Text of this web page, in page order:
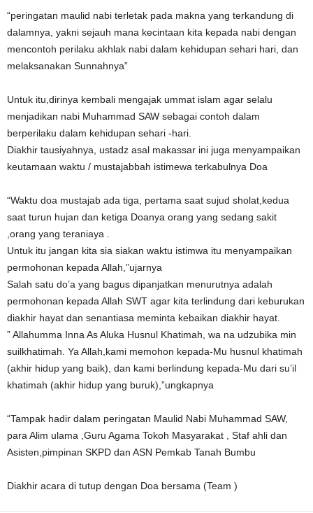
“peringatan maulid nabi terletak pada makna yang terkandung di
dalamnya, yakni sejauh mana kecintaan kita kepada nabi dengan
mencontoh perilaku akhlak nabi dalam kehidupan sehari hari, dan
melaksanakan Sunnahnya”
Untuk itu,dirinya kembali mengajak ummat islam agar selalu
menjadikan nabi Muhammad SAW sebagai contoh dalam
berperilaku dalam kehidupan sehari -hari.
Diakhir tausiyahnya, ustadz asal makassar ini juga menyampaikan
keutamaan waktu / mustajabbah istimewa terkabulnya Doa
“Waktu doa mustajab ada tiga, pertama saat sujud sholat,kedua
saat turun hujan dan ketiga Doanya orang yang sedang sakit
,orang yang teraniaya .
Untuk itu jangan kita sia siakan waktu istimwa itu menyampaikan
permohonan kepada Allah,”ujarnya
Salah satu do’a yang bagus dipanjatkan menurutnya adalah
permohonan kepada Allah SWT agar kita terlindung dari keburukan
diakhir hayat dan senantiasa meminta kebaikan diakhir hayat.
” Allahumma Inna As Aluka Husnul Khatimah, wa na udzubika min
suilkhatimah. Ya Allah,kami memohon kepada-Mu husnul khatimah
(akhir hidup yang baik), dan kami berlindung kepada-Mu dari su’il
khatimah (akhir hidup yang buruk),”ungkapnya
“Tampak hadir dalam peringatan Maulid Nabi Muhammad SAW,
para Alim ulama ,Guru Agama Tokoh Masyarakat , Staf ahli dan
Asisten,pimpinan SKPD dan ASN Pemkab Tanah Bumbu
Diakhir acara di tutup dengan Doa bersama (Team )